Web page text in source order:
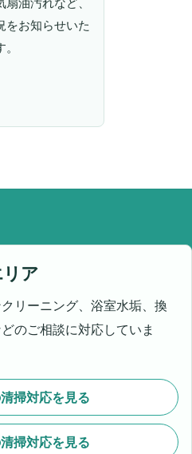
をお知らせいた
ア
リーニング、浴室水垢、換
のご相談に対応していま
掃対応を見る
掃対応を見る